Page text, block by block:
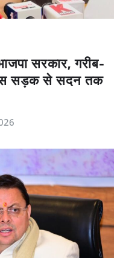
सरकार, गरीब-
सड़क से सदन तक